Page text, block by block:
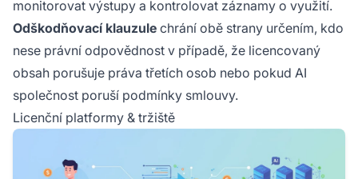
monitorovat výstupy a kontrolovat záznamy o využití.
Odškodňovací klauzule chrání obě strany určením, kdo
nese právní odpovědnost v případě, že licencovaný
obsah porušuje práva třetích osob nebo pokud AI
společnost poruší podmínky smlouvy.
Licenční platformy & tržiště